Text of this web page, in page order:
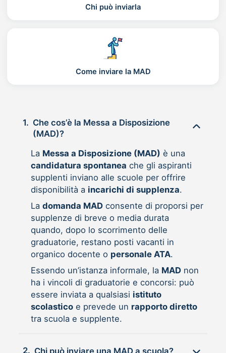
Chi può inviarla
Come inviare la MAD
1. Che cos’è la Messa a Disposizione
(MAD)?
La Messa a Disposizione (MAD) è una
candidatura spontanea che gli aspiranti
supplenti inviano alle scuole per offrire
disponibilità a incarichi di supplenza.
La domanda MADconsente di proporsi per
supplenze di breve o media durata
quando, dopo lo scorrimento delle
graduatorie, restano posti vacanti in
organico docente o personale ATA.
Essendo un’istanza informale, la MADnon
ha i vincoli di graduatorie e concorsi: può
essere inviata a qualsiasi istituto
scolasticoe prevede un rapporto diretto
tra scuola e supplente.
2. Chi può inviare una MAD a scuola?